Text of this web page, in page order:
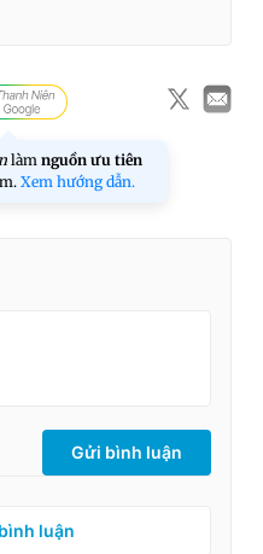
làm nguồn ưu tiên
Xem hướng dẫn.
Gửi bình luận
luận